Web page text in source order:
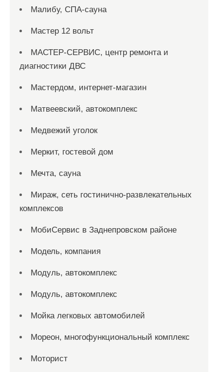
Малибу, СПА-сауна
Мастер 12 вольт
МАСТЕР-СЕРВИС, центр ремонта и
диагностики ДВС
Мастердом, интернет-магазин
Матвеевский, автокомплекс
Медвежий уголок
Меркит, гостевой дом
Мечта, сауна
Мираж, сеть гостинично-развлекательных
комплексов
МобиСервис в Заднепровском районе
Модель, компания
Модуль, автокомплекс
Модуль, автокомплекс
Мойка легковых автомобилей
Мореон, многофункциональный комплекс
Моторист